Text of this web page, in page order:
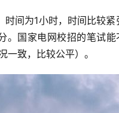
时间为1小时，时间比较
。国家电网校招的笔试
一致，比较公平）。